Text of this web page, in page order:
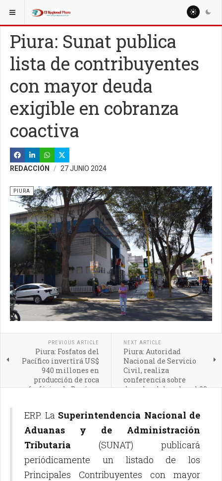
ESTÁ AQUÍ: REGIÓN PIURA
Piura: Sunat publica
lista de contribuyentes
con mayor deuda
exigible en cobranza
coactiva
REDACCIÓN 27 JUNIO 2024
PIURA
PREVIOUS ARTICLE
Piura: Fosfatos del
Pacífico invertirá US$
940 millones en
producción de roca
fosfórica de Bayóvar
NEXT ARTICLE
Piura: Autoridad
Nacional de Servicio
Civil, realiza
conferencia sobre
derechos laborales el 28
ERP. La Superintendencia Nacional de
Aduanas y de Administración
Tributaria (SUNAT) publicará
periódicamente un listado de los
Principales Contribuyentes con mayor